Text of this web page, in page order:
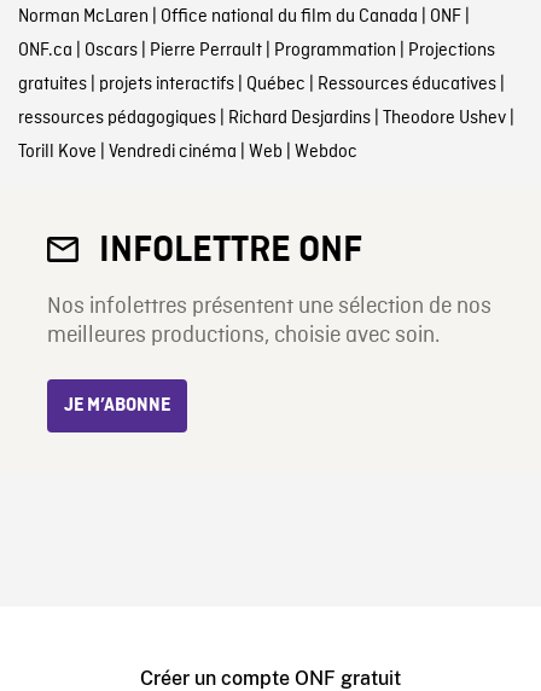
Norman McLaren | Office national du film du Canada | ONF|
ONF.ca | Oscars| Pierre Perrault| Programmation | Projections
gratuites| projets interactifs| Québec | Ressources éducatives|
ressources pédagogiques| Richard Desjardins| Theodore Ushev|
Torill Kove | Vendredi cinéma | Web | Webdoc
INFOLETTRE ONF
Nos infolettres présentent une sélection de nos
meilleures productions, choisie avec soin.
JE M’ABONNE
Créer un compte ONF gratuit